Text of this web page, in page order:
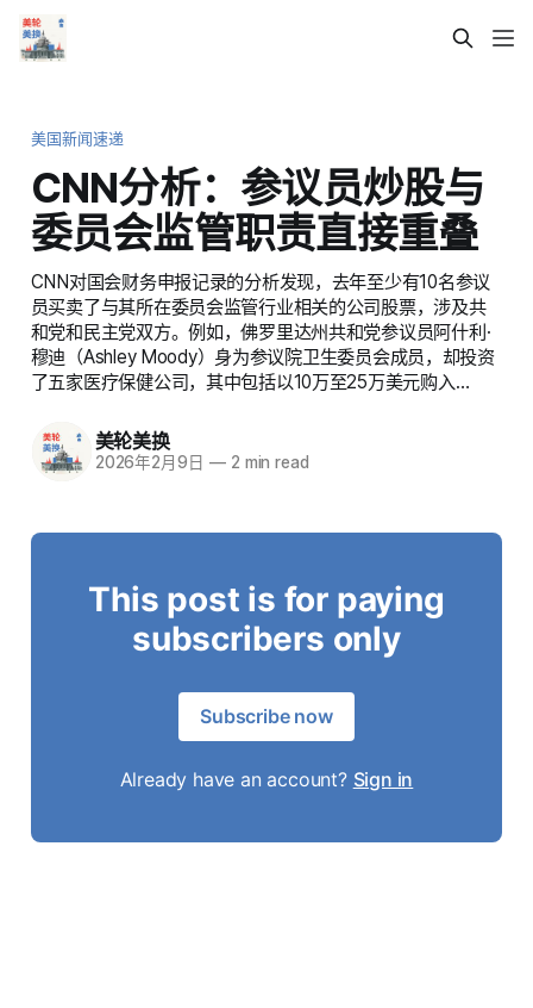
美国新闻速递
CNN分析：参议员炒股与
委员会监管职责直接重叠
CNN对国会财务申报记录的分析发现，去年至少有10名参议
员买卖了与其所在委员会监管行业相关的公司股票，涉及共
和党和民主党双方。例如，佛罗里达州共和党参议员阿什利·
穆迪（Ashley Moody）身为参议院卫生委员会成员，却投资
了五家医疗保健公司，其中包括以10万至25万美元购入…
美轮美换
2026年2月9日 —2 min read
This post is for paying
subscribers only
Subscribe now
Already have an account? Sign in